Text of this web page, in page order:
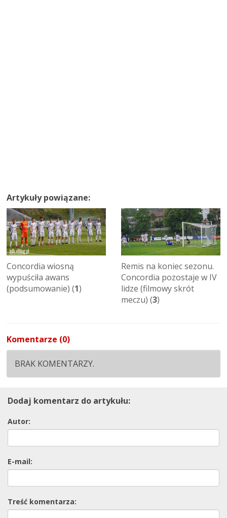
Artykuły powiązane:
Concordia wiosną
wypuściła awans
(podsumowanie) (1)
Remis na koniec sezonu.
Concordia pozostaje w IV
lidze (filmowy skrót
meczu) (3)
Komentarze (0)
BRAK KOMENTARZY.
Dodaj komentarz do artykułu:
Autor:
E-mail:
Treść komentarza: